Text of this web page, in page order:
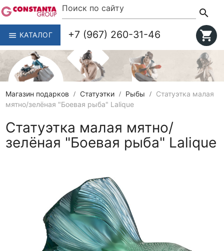
menu КАТАЛОГ
search
+7 (967) 260-31-46
shopping_cart
Магазин подарков Статуэтки Рыбы
Статуэтка малая
мятно/зелёная "Боевая рыба" Lalique
Статуэтка малая мятно/
зелёная "Боевая рыба" Lalique